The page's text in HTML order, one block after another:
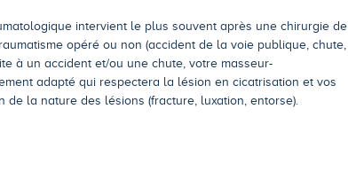
intervient le plus souvent après une chirurgie de
opéré ou non (accident de la voie publique, chute,
à un accident et/ou une chute, votre masseur-
adapté qui respectera la lésion en cicatrisation et vos
de la nature des lésions (fracture, luxation, entorse).